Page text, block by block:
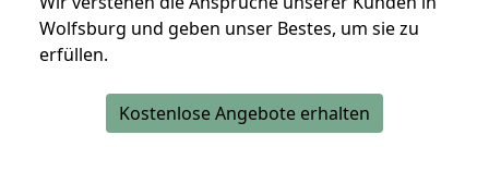
Wolfsburg und geben unser Bestes, um sie zu
erfüllen.
Kostenlose Angebote erhalten